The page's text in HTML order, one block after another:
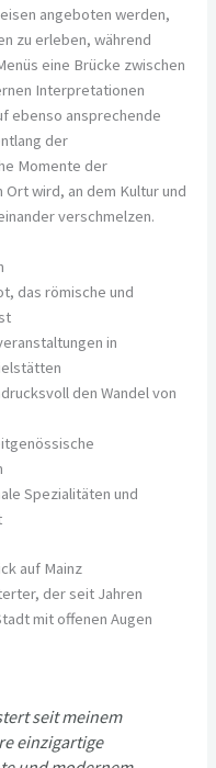
angeboten werden,
zu erleben, während
eine Brücke zwischen
Interpretationen
ebenso ansprechende
der
Momente der
Ort wird, an dem Kultur und
verschmelzen.
das römische und
in
den Wandel von
Spezialitäten und
auf Mainz
der seit Jahren
mit offenen Augen
seit meinem
einzigartige